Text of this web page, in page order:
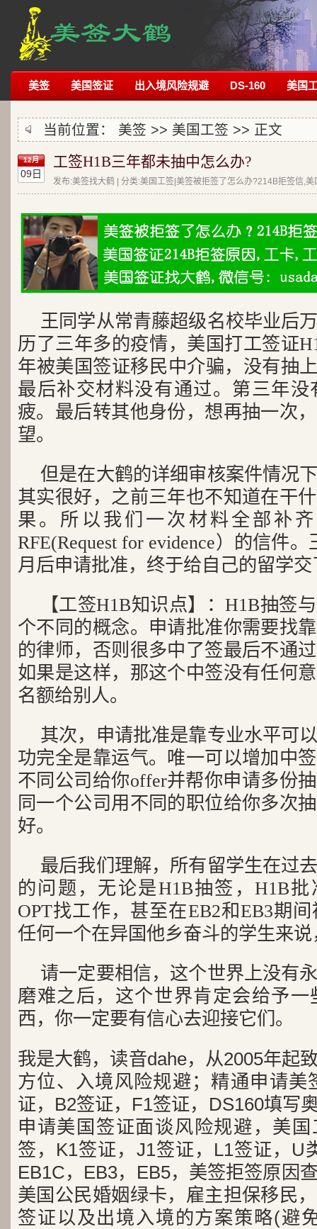
美签 美国签证 出入境风险规避 DS-160 美国
当前位置： 美签 >> 美国工签 >> 正文
12月
09日
工签H1B三年都未抽中怎么办?
发布:美签找大鹤 | 分类:美国工签|美签被拒签了怎么办?214B拒签信,
王同学从常青藤超级名校毕业后
历了三年多的疫情，美国打工签证
年被美国签证移民中介骗，没有抽
最后补交材料没有通过。第三年
疲。最后转其他身份，想再抽一次
望。
但是在大鹤的详细审核案件情况
其实很好，之前三年也不知道在干
果。所以我们一次材料全部补
RFE(Request for evidence）的信件
月后申请批准，终于给自己的留学
【工签H1B知识点】：H1B抽签
个不同的概念。申请批准你需要找
的律师，否则很多中了签最后不通
如果是这样，那这个中签没有任何
名额给别人。
其次，申请批准是靠专业水平可
功完全是靠运气。唯一可以增加中
不同公司给你offer并帮你申请多份
同一个公司用不同的职位给你多次
好。
最后我们理解，所有留学生在过
的问题，无论是H1B抽签，H1B批
OPT找工作，甚至在EB2和EB3期
任何一个在异国他乡奋斗的学生来
请一定要相信，这个世界上没有
磨难之后，这个世界肯定会给予
西，你一定要有信心去迎接它们。
我是大鹤，读音dahe，从2005年起
方位、入境风险规避；精通申请美
证，B2签证，F1签证，DS160填写
申请美国签证面谈风险规避，美
签，K1签证，J1签证，L1签证，U
EB1C，EB3，EB5，美签拒签原因
美国公民婚姻绿卡，雇主担保移民
签证以及出境入境的方案策略(避